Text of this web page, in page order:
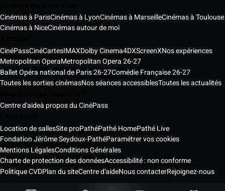
Cinémas à ParisCinémas à LyonCinémas à MarseilleCinémas à Toulouse
Cinémas à NiceCinémas autour de moi
CinéPassCinéCartesIMAXDolby Cinema4DXScreenXNos expériences
Metropolitan OperaMetropolitan Opera 26-27
Ballet Opéra national de Paris 26-27Comédie Française 26-27
Toutes les sorties cinémasNos séances accessiblesToutes les actualités
Centre d'aideà propos du CinéPass
Location de sallesSite proPathéPathé HomePathé Live
Fondation Jérôme Seydoux-PathéParamétrer vos cookies
Mentions LégalesConditions Générales
Charte de protection des donnéesAccessibilité : non conforme
Politique CVDPlan du siteCentre d'aideNous contacterRejoignez-nous